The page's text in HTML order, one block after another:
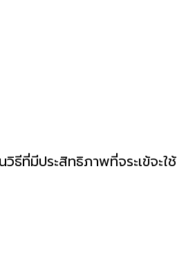
ธีที่มีประสิทธิภาพที่จระเข้จะใช้